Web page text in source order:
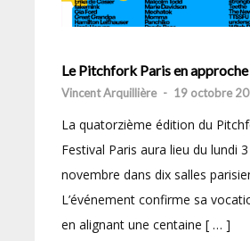
Le Pitchfork Paris en approche
Vincent Arquillière - 19 octobre
La quatorzième édition du
Festival Paris aura lieu du lundi
novembre dans dix salles
L’événement confirme sa
en alignant une centaine [ … ]